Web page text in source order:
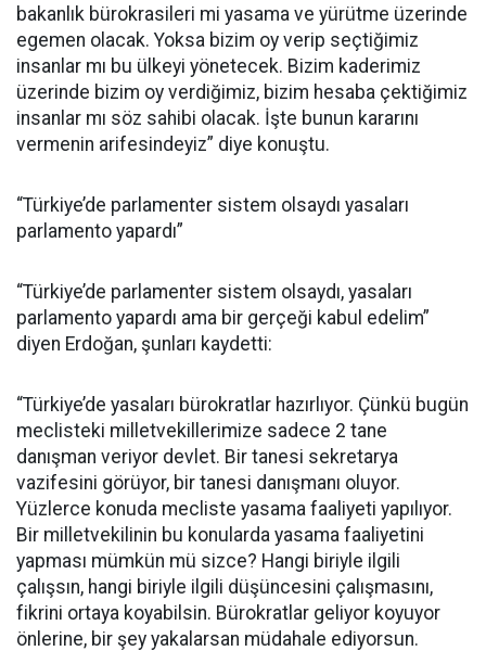
bakanlık bürokrasileri mi yasama ve yürütme üzerinde
egemen olacak. Yoksa bizim oy verip seçtiğimiz
insanlar mı bu ülkeyi yönetecek. Bizim kaderimiz
üzerinde bizim oy verdiğimiz, bizim hesaba çektiğimiz
insanlar mı söz sahibi olacak. İşte bunun kararını
vermenin arifesindeyiz” diye konuştu.
“Türkiye’de parlamenter sistem olsaydı yasaları
parlamento yapardı”
“Türkiye’de parlamenter sistem olsaydı, yasaları
parlamento yapardı ama bir gerçeği kabul edelim”
diyen Erdoğan, şunları kaydetti:
“Türkiye’de yasaları bürokratlar hazırlıyor. Çünkü bugün
meclisteki milletvekillerimize sadece 2 tane
danışman veriyor devlet. Bir tanesi sekretarya
vazifesini görüyor, bir tanesi danışmanı oluyor.
Yüzlerce konuda mecliste yasama faaliyeti yapılıyor.
Bir milletvekilinin bu konularda yasama faaliyetini
yapması mümkün mü sizce? Hangi biriyle ilgili
çalışsın, hangi biriyle ilgili düşüncesini çalışmasını,
fikrini ortaya koyabilsin. Bürokratlar geliyor koyuyor
önlerine, bir şey yakalarsan müdahale ediyorsun.